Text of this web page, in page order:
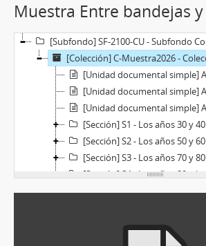
Muestra Entre bandejas
[Subfondo] SF-2100-CU - Subfondo
[Colección] C-Muestra2026 - Colección
[Unidad documental simple] AID1 - Audio
[Unidad documental simple] AID2 - Audio 2 banner
[Unidad documental simple] AID3 -
[Sección] S1 - Los años 30 y
[Sección] S2 - Los años 50 y 60:
[Sección] S3 - Los años 70 y 80: desmantelado
[Sección] S4 - Los años 80 a la
[Sección] S5 - Trabajadores del